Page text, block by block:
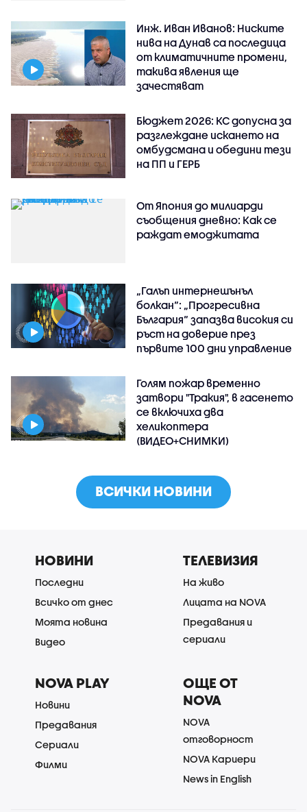
Инж. Иван Иванов: Ниските
нива на Дунав са последица
от климатичните промени,
такива явления ще
зачестяват
Бюджет 2026: КС допусна за
разглеждане искането на
омбудсмана и обедини тези
на ПП и ГЕРБ
От Япония до милиарди
съобщения дневно: Как се
раждат емоджитата
„Галъп интернешънъл
болкан“: „Прогресивна
България“ запазва високия си
ръст на доверие през
първите 100 дни управление
Голям пожар временно
затвори "Тракия", в гасенето
се включиха два
хеликоптера
(ВИДЕО+СНИМКИ)
ВСИЧКИ НОВИНИ
НОВИНИ
Последни
Всичко от днес
Моята новина
Видео
ТЕЛЕВИЗИЯ
На живо
Лицата на NOVA
Предавания и
сериали
NOVA PLAY
Новини
Предавания
Сериали
Филми
ОЩЕ ОТ
NOVA
NOVA
отговорност
NOVA Кариери
News in English